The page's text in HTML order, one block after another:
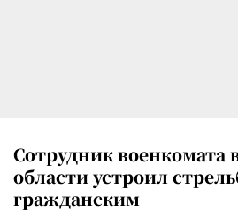
Сотрудник
области устроил
гражданским